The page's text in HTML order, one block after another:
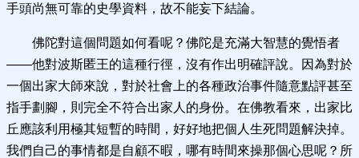
手頭尚無可靠的史學資料，故不能妄下結論。
佛陀對這個問題如何看呢？佛陀是充滿大智慧的覺悟者
——他對波斯匿王的這種行徑，沒有作出明確評說。因為對於
一個出家大師來說，對於社會上的各種政治事件隨意點評甚至
指手劃腳，則完全不符合出家人的身份。在佛教看來，出家比
丘應該利用極其短暫的時間，好好地把個人生死問題解決掉。
我們自己的事情都是自顧不暇，哪有時間來操那個心思呢？所